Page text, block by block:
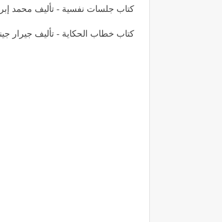
كتاب جلسات نفسية - تأليف محمد
كتاب خطاب الحكاية - تأليف جيرار